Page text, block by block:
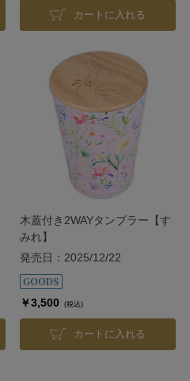
カートに入れる
木蓋付き2WAYタンブラー【す
みれ】
発売日：2025/12/22
￥3,500 (税込)
カートに入れる